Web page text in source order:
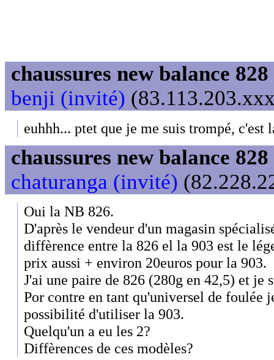
chaussures new balance
benji (invité)
euhhh... ptet que je me suis trompé, c'est
chaussures new balance
chaturanga (invité)
Oui la NB 826.
D'après le vendeur d'un magasin
diffèrence entre la 826 el la 903 est le
prix aussi + environ 20euros pour la 903.
J'ai une paire de 826 (280g en 42,5) et je
Por contre en tant qu'universel de foulée
possibilité d'utiliser la 903.
Quelqu'un a eu les 2?
Diffèrences de ces modèles?